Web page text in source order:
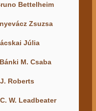
Bettelheim
Zsuzsa
Júlia
Bánki M. Csaba
Roberts
C. W. Leadbeater